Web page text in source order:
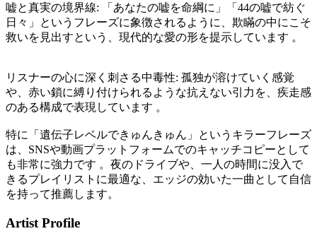
嘘と真実の境界線: 「あなたの嘘を命綱に」「44の嘘で紡ぐ
日々」というフレーズに象徴されるように、欺瞞の中にこそ
救いを見出すという、現代的な愛の形を提示しています 。
リスナーの心に深く刺さる中毒性: 孤独が溶けていく感覚
や、赤い鎖に縛り付けられるような抗えない引力を、疾走感
のある構成で表現しています 。
特に「遺伝子レベルできゅんきゅん」というキラーフレーズ
は、SNSや動画プラットフォームでのキャッチコピーとして
も非常に強力です 。夜のドライブや、一人の時間に没入で
きるプレイリストに最適な、エッジの効いた一曲として自信
を持って推薦します。
Artist Profile